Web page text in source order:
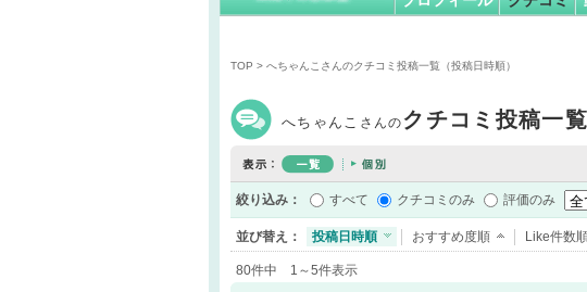
TOP > へちゃんこさんのクチコミ投稿一覧（投稿日時順）
へちゃんこ さんのクチコミ投稿一覧
絞り込み： すべて クチコミのみ 評価のみ
並び替え： 投稿日時順 おすすめ度順 Like件数
80件中 1～5件表示